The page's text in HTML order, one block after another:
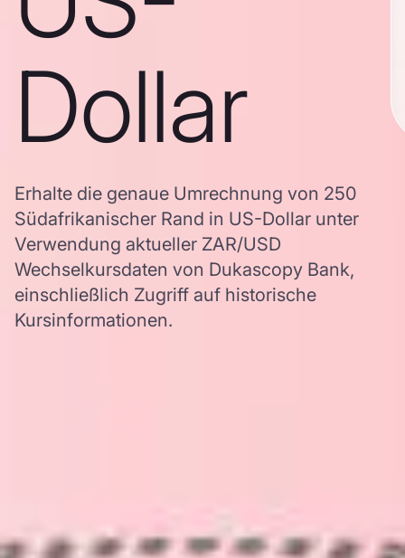
Dollar
Erhalte die genaue Umrechnung von 250
Südafrikanischer Rand in US-Dollar unter
Verwendung aktueller ZAR/USD
Wechselkursdaten von Dukascopy Bank,
einschließlich Zugriff auf historische
Kursinformationen.